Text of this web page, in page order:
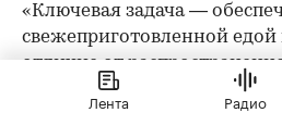
«Ключевая задача —
свежеприготовленной
отличие от
разогрева готовых блюд в
говорит Ирина Клочкова,
Лента Радио